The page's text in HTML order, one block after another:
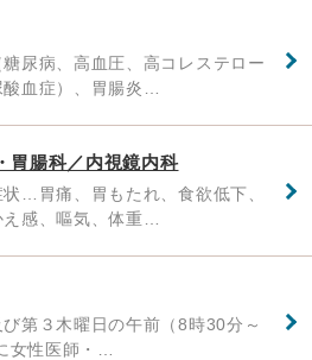
尿病、高血圧、高コレステロー
血症）、胃腸炎…
胃腸科／内視鏡内科
…胃痛、胃もたれ、食欲低下、
感、嘔気、体重…
第３木曜日の午前（8時30分～
女性医師・…